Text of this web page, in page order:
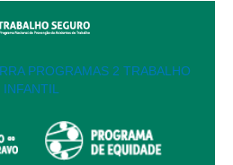
Cidadão
Tradutores e Intérpretes